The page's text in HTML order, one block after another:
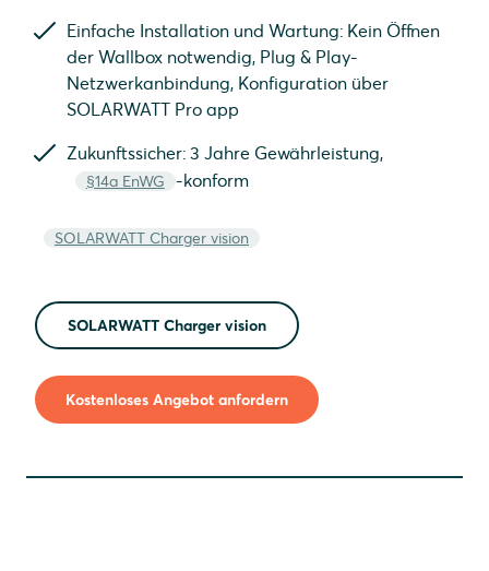
Einfache Installation und Wartung: Kein Öffnen
der Wallbox notwendig, Plug & Play-
Netzwerkanbindung, Konfiguration über
SOLARWATT Pro app
Zukunftssicher: 3 Jahre Gewährleistung,
§14a EnWG -konform
SOLARWATT Charger vision
SOLARWATT Charger vision
Kostenloses Angebot anfordern